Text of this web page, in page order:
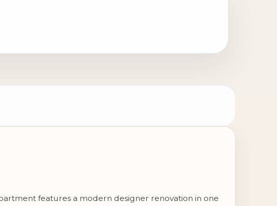
features a modern designer renovation in one